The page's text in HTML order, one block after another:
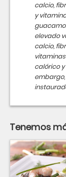
calcio,
y
elevado
calcio,
vitaminas
calórico
Tenemos